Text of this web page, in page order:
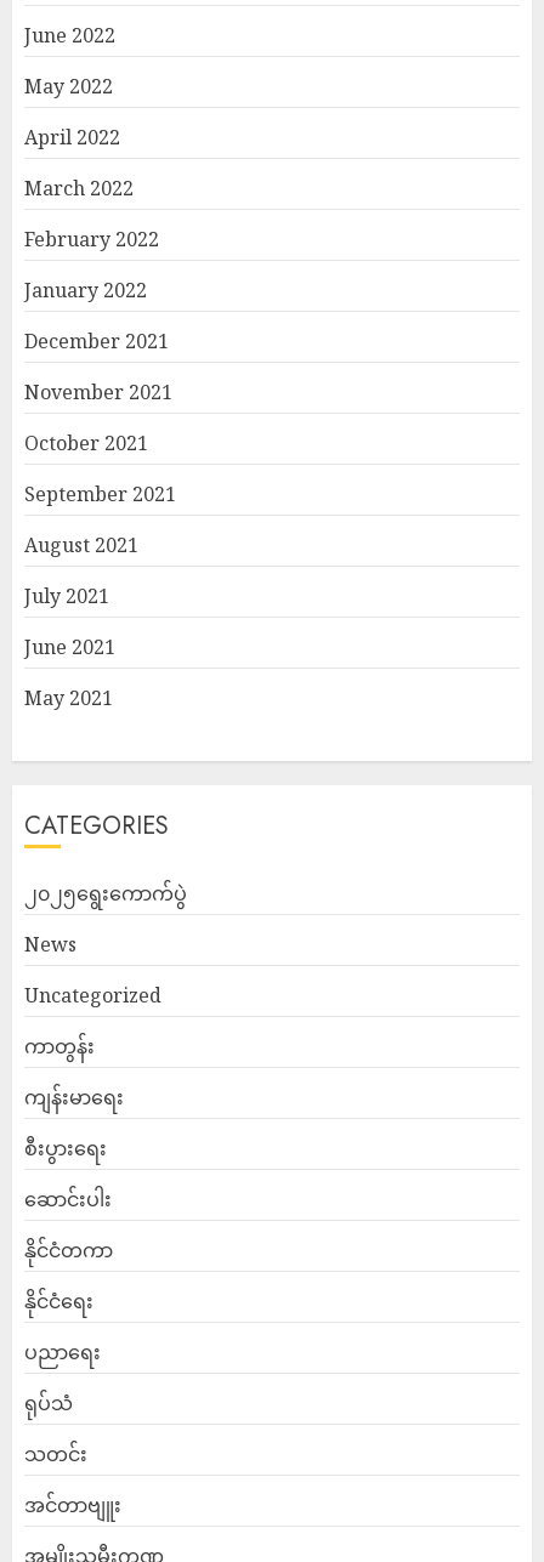
June 2022
May 2022
April 2022
March 2022
February 2022
January 2022
December 2021
November 2021
October 2021
September 2021
August 2021
July 2021
June 2021
May 2021
CATEGORIES
၂၀၂၅ရွေးကောက်ပွဲ
News
Uncategorized
ကာတွန်း
ကျန်းမာရေး
စီးပွားရေး
ဆောင်းပါး
နိုင်ငံတကာ
နိုင်ငံရေး
ပညာရေး
ရုပ်သံ
သတင်း
အင်တာဗျူး
အမျိုးသမီးကဏ္ဍ